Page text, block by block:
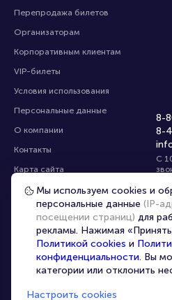
Перепродажа билетов
Организаторам
Корпоративным клиентам
VIP-билеты
Условия использования
Персональные данные
О компании
Контакты
Карта сайта
Управление cookies
8-
8-
С
Главная Нижний
Мы используем cookies и
персональные данные (IP-
посещении страниц) для
рекламы. Нажимая
Политикой cookies и
конфиденциальности. Вы
категории или отклонить
Настроить cookies